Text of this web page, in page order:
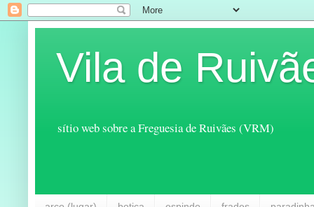
Vila de
sítio web sobre a Freguesia de Ruivães (VRM)